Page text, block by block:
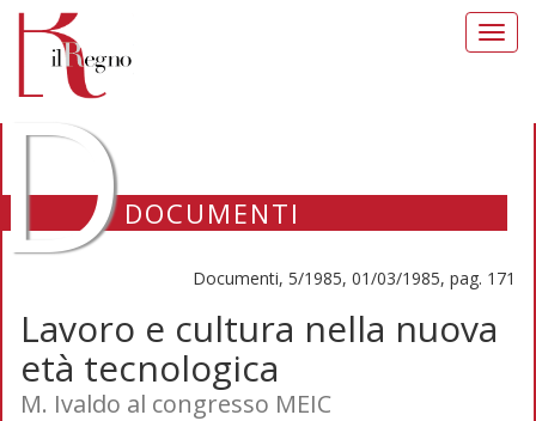
DOCUMENTI
Documenti, 5/1985, 01/03/1985, pag. 171
Lavoro e cultura nella nuova
età tecnologica
M. Ivaldo al congresso MEIC